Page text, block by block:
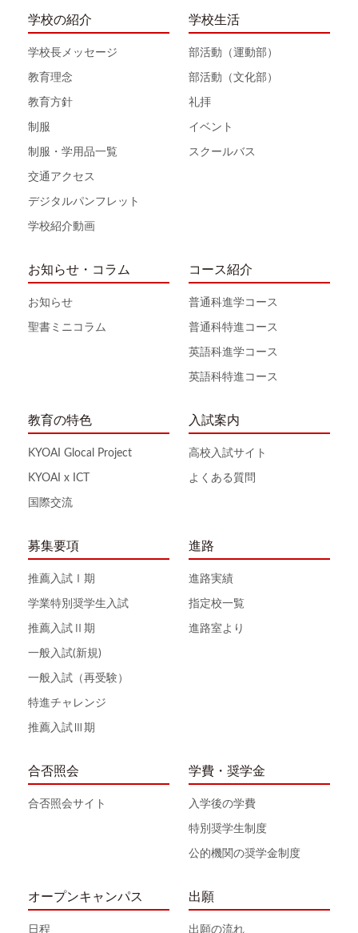
学校の紹介
学校長メッセージ
教育理念
教育方針
制服
制服・学用品一覧
交通アクセス
デジタルパンフレット
学校紹介動画
学校生活
部活動（運動部）
部活動（文化部）
礼拝
イベント
スクールバス
お知らせ・コラム
お知らせ
聖書ミニコラム
コース紹介
普通科進学コース
普通科特進コース
英語科進学コース
英語科特進コース
教育の特色
KYOAI Glocal Project
KYOAI x ICT
国際交流
入試案内
高校入試サイト
よくある質問
募集要項
推薦入試Ⅰ期
学業特別奨学生入試
推薦入試Ⅱ期
一般入試(新規)
一般入試（再受験）
特進チャレンジ
推薦入試Ⅲ期
進路
進路実績
指定校一覧
進路室より
合否照会
合否照会サイト
学費・奨学金
入学後の学費
特別奨学生制度
公的機関の奨学金制度
オープンキャンパス
日程
出願
出願の流れ